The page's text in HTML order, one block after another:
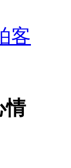
客
情